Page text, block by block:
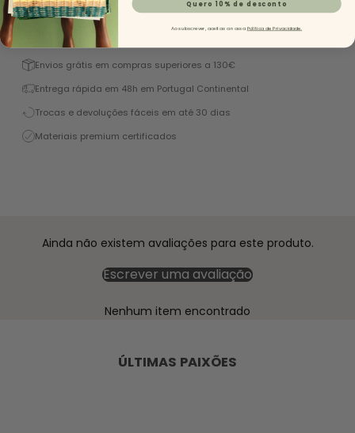
Descrição
Excelente 4,9/5 (+1450 Reviews)
Envios grátis em compras superiores a 130€
Entrega rápida em 48h em Portugal Continental
Trocas e devoluções fáceis em até 30 dias
Materiais premium certificados
Ainda não existem avaliações para este produto.
Escrever uma avaliação
Nenhum item encontrado
ÚLTIMAS PAIXÕES
Quero 10% de desconto
Ao subscrever, aceitas a nossa Política de Privacidade.